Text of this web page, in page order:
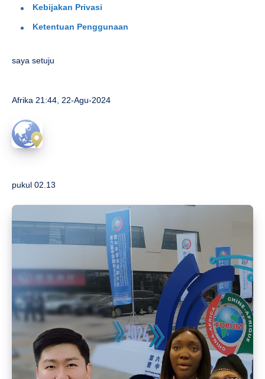
Kebijakan Privasi
Ketentuan Penggunaan
saya setuju
Afrika 21:44, 22-Agu-2024
pukul 02.13